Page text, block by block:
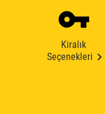
Kiralık
Seçenekleri